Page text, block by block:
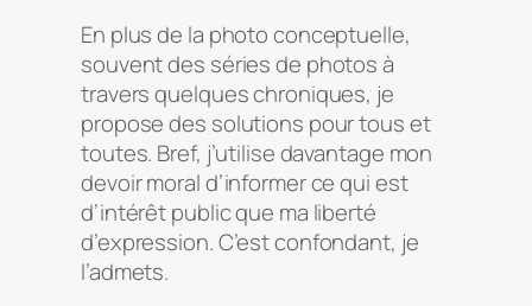
En plus de la photo conceptuelle,
souvent des séries de photos à
travers quelques chroniques, je
propose des solutions pour tous et
toutes. Bref, j’utilise davantage mon
devoir moral d’informer ce qui est
d’intérêt public que ma liberté
d’expression. C’est confondant, je
l’admets.